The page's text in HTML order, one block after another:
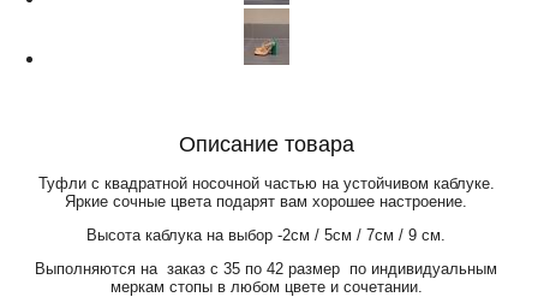
Описание товара
Туфли с квадратной носочной частью на устойчивом каблуке.
Яркие сочные цвета подарят вам хорошее настроение.
Высота каблука на выбор -2см / 5см / 7см / 9 см.
Выполняются на заказ с 35 по 42 размер по индивидуальным
меркам стопы в любом цвете и сочетании.